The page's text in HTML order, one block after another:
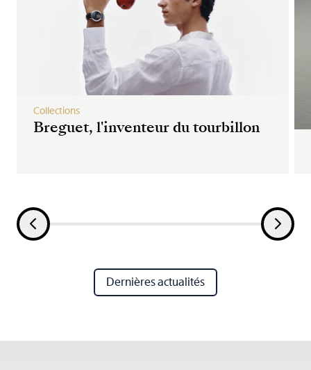
Breguet, l'inventeur du tourbillon
Collections
Dernières actualités